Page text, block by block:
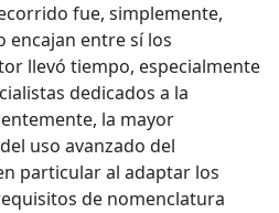
fue, simplemente,
encajan entre sí los
llevó tiempo, especialmente
dedicados a la
la mayor
uso avanzado del
particular al adaptar los
de nomenclatura